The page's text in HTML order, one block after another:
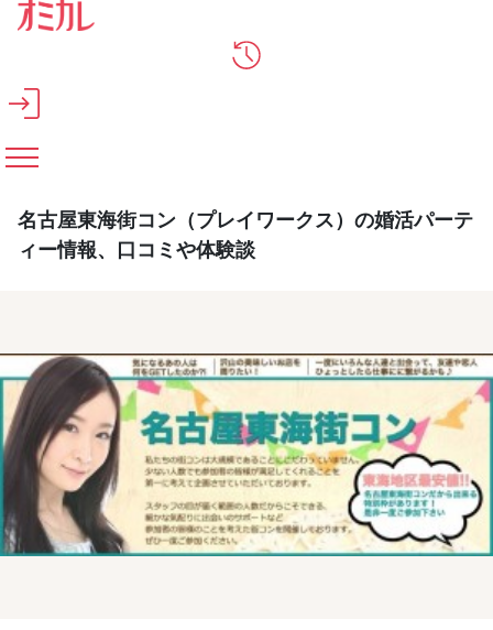
メインコンテンツへスキップ
名古屋東海街コン（プレイワークス）の婚活パーテ
ィー情報、口コミや体験談